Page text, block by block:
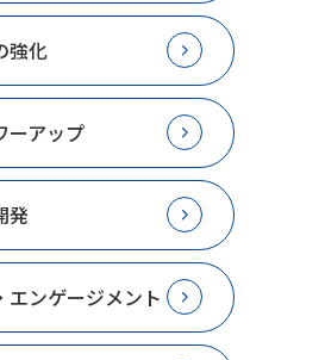
強化
ーアップ
発
エンゲージメント